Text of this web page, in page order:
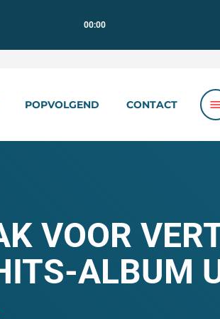
00:00
POPVOLGEND CONTACT
VOOR
ALBUM